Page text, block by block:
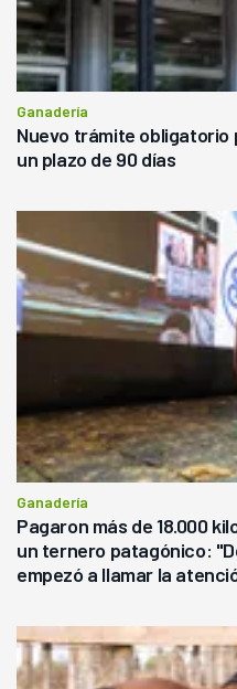
Ganadería
Nuevo trámite obligatorio
un plazo de 90 días
Ganadería
Pagaron más de 18.000
un ternero patagónico:
empezó a llamar la